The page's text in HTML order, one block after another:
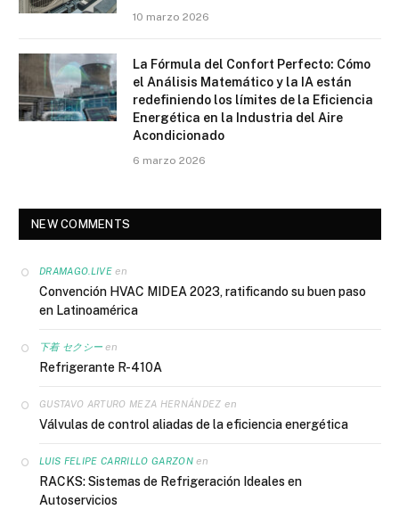
10 marzo 2026
La Fórmula del Confort Perfecto: Cómo
el Análisis Matemático y la IA están
redefiniendo los límites de la Eficiencia
Energética en la Industria del Aire
Acondicionado
6 marzo 2026
NEW COMMENTS
DRAMAGO.LIVEen
Convención HVAC MIDEA 2023, ratificando su buen paso
en Latinoamérica
下着 セクシー en
Refrigerante R-410A
GUSTAVO ARTURO MEZA HERNÁNDEZ en
Válvulas de control aliadas de la eficiencia energética
LUIS FELIPE CARRILLO GARZONen
RACKS: Sistemas de Refrigeración Ideales en
Autoservicios